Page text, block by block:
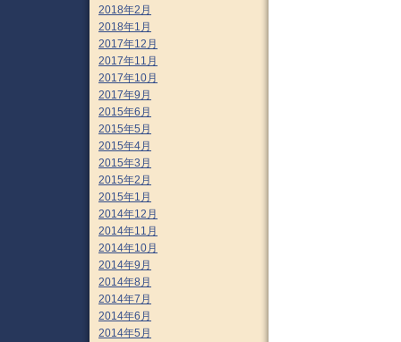
2018年2月
2018年1月
2017年12月
2017年11月
2017年10月
2017年9月
2015年6月
2015年5月
2015年4月
2015年3月
2015年2月
2015年1月
2014年12月
2014年11月
2014年10月
2014年9月
2014年8月
2014年7月
2014年6月
2014年5月